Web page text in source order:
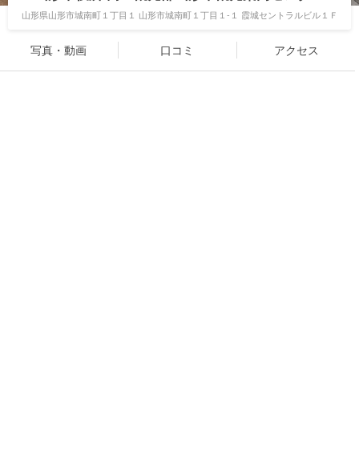
山形県山形市城南町１丁目１ 山形市城南町１丁目１-１ 霞城セントラルビル１Ｆ
写真・動画 口コミ アクセス